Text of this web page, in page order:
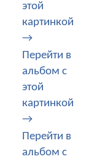
этой
картинкой
→
Перейти в
альбом с
этой
картинкой
→
Перейти в
альбом с